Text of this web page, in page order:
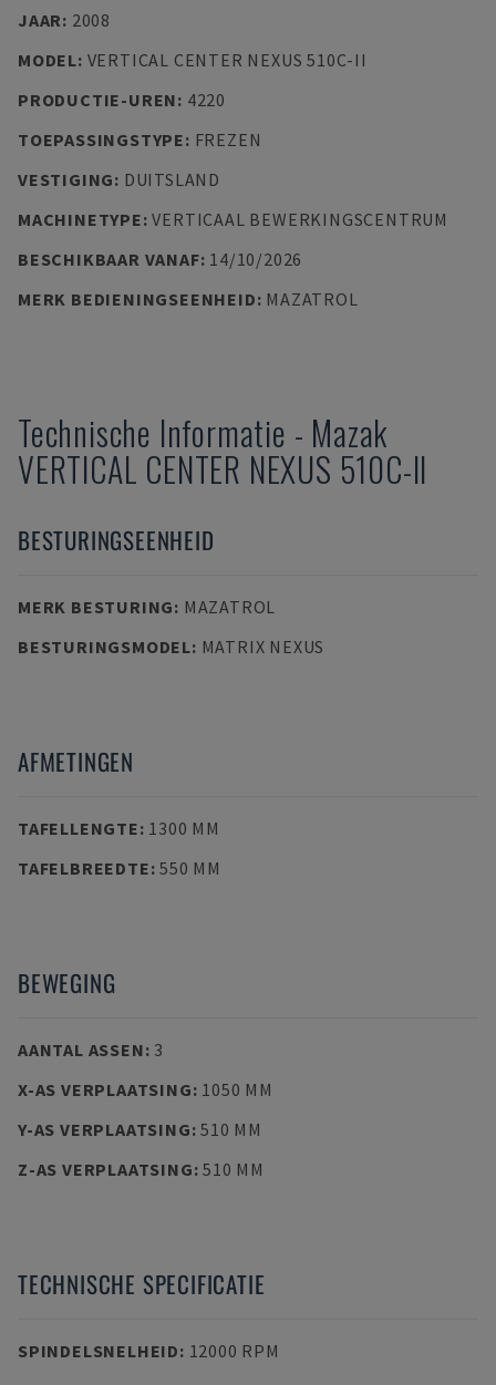
JAAR: 2008
MODEL: VERTICAL CENTER NEXUS 510C-II
PRODUCTIE-UREN: 4220
TOEPASSINGSTYPE: FREZEN
VESTIGING: DUITSLAND
MACHINETYPE:VERTICAAL BEWERKINGSCENTRUM
BESCHIKBAAR VANAF: 14/10/2026
MERK BEDIENINGSEENHEID: MAZATROL
Technische Informatie - Mazak
VERTICAL CENTER NEXUS 510C-II
BESTURINGSEENHEID
MERK BESTURING: MAZATROL
BESTURINGSMODEL: MATRIX NEXUS
AFMETINGEN
TAFELLENGTE: 1300 MM
TAFELBREEDTE:550 MM
BEWEGING
AANTAL ASSEN: 3
X-AS VERPLAATSING: 1050 MM
Y-AS VERPLAATSING:510 MM
Z-AS VERPLAATSING:510 MM
TECHNISCHE SPECIFICATIE
SPINDELSNELHEID: 12000 RPM